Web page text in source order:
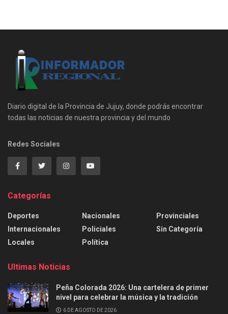
Diario digital de la Provincia de Jujuy, donde podrás encontrar
todas las noticias de nuestra provincia y del mundo
Redes Sociales
Categorías
Deportes
Internacionales
Locales
Nacionales
Policiales
Política
Provinciales
Sin Categoría
Ultimas Noticias
Peña Colorada 2026: Una cartelera de primer
nivel para celebrar la música y la tradición
6 DE AGOSTO DE 2026